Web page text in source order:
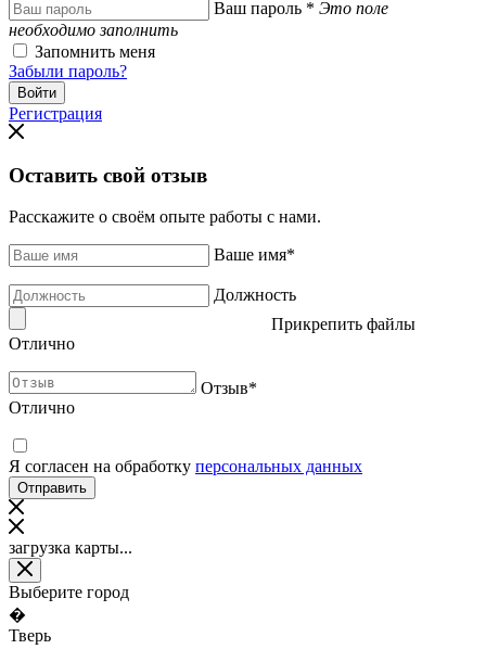
Ваш пароль * Это поле
необходимо заполнить
Запомнить меня
Забыли пароль?
Регистрация
Оставить свой отзыв
Расскажите о своём опыте работы с нами.
Ваше имя*
Должность
Прикрепить файлы
Отлично
Отзыв*
Отлично
Я согласен на обработку персональных данных
загрузка карты...
Выберите город
�
Тверь